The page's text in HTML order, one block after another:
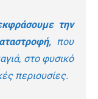
την
που
στο φυσικό
περιουσίες.